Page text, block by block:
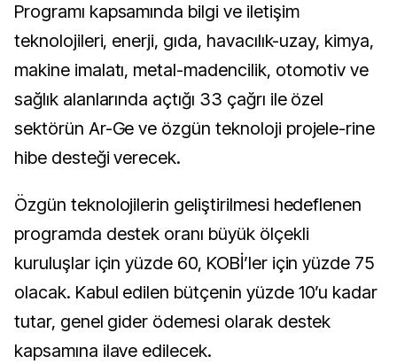
Programı kapsamında bilgi ve iletişim
teknolojileri, enerji, gıda, havacılık-uzay, kimya,
makine imalatı, metal-madencilik, otomotiv ve
sağlık alanlarında açtığı 33 çağrı ile özel
sektörün Ar-Ge ve özgün teknoloji projele-rine
hibe desteği verecek.
Özgün teknolojilerin geliştirilmesi hedeflenen
programda destek oranı büyük ölçekli
kuruluşlar için yüzde 60, KOBİ’ler için yüzde 75
olacak. Kabul edilen bütçenin yüzde 10’u kadar
tutar, genel gider ödemesi olarak destek
kapsamına ilave edilecek.